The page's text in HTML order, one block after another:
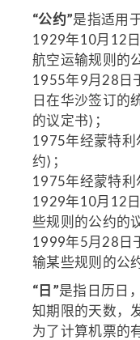
“公约”是指适用
1929年10月12
航空运输规则的
1955年9月28日
日在华沙签订的
的议定书⟩；
1975年经蒙特利
约⟩；
1975年经蒙特利
1929年10月12
些规则的公约的
1999年5月28日
输某些规则的公
“日”是指日历日
知期限的天数，
为了计算机票的